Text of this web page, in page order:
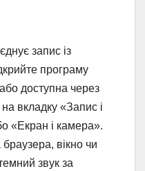
запис із
програму
доступна через
вкладку «Запис і
«Екран і камера».
вікно чи
звук за